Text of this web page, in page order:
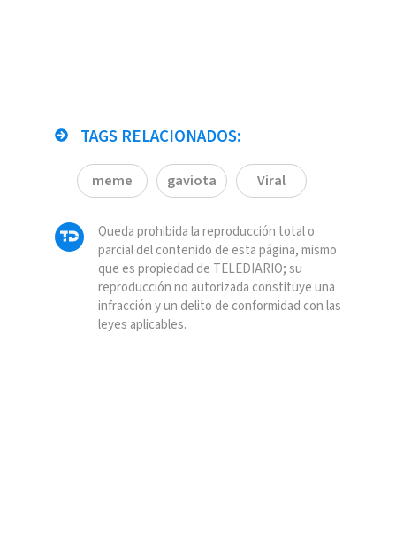
TAGS RELACIONADOS:
meme gaviota Viral
Queda prohibida la reproducción total o
parcial del contenido de esta página, mismo
que es propiedad de TELEDIARIO; su
reproducción no autorizada constituye una
infracción y un delito de conformidad con las
leyes aplicables.